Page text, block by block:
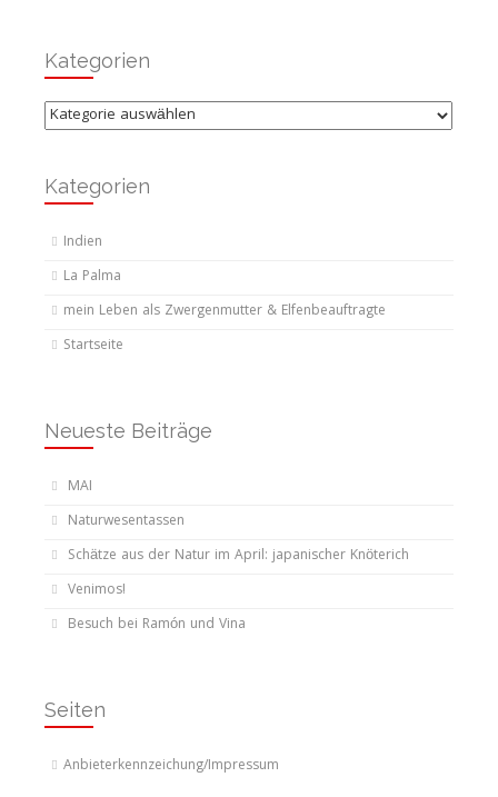
Kategorien
Kategorien
Kategorien
Indien
La Palma
mein Leben als Zwergenmutter & Elfenbeauftragte
Startseite
Neueste Beiträge
MAI
Naturwesentassen
Schätze aus der Natur im April: japanischer Knöterich
Venimos!
Besuch bei Ramón und Vina
Seiten
Anbieterkennzeichung/Impressum